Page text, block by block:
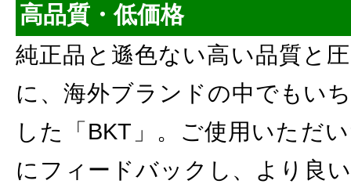
高品質・低価格
純正品と遜色ない高い品質と
に、海外ブランドの中でもい
した「BKT」。ご使用いただ
にフィードバックし、より良